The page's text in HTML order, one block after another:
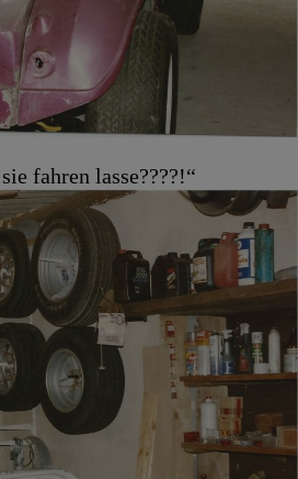
fahren lasse????!“